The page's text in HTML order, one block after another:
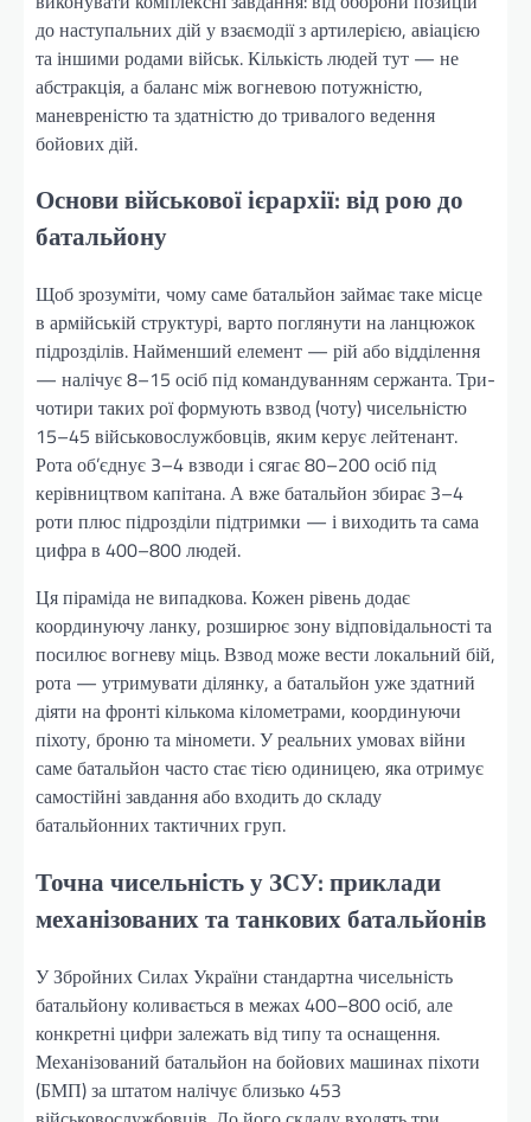
до наступальних дій у взаємодії з артилерією, авіацією
та іншими родами військ. Кількість людей тут — не
абстракція, а баланс між вогневою потужністю,
маневреністю та здатністю до тривалого ведення
бойових дій.
Основи військової ієрархії: від рою до
батальйону
Щоб зрозуміти, чому саме батальйон займає таке місце
в армійській структурі, варто поглянути на ланцюжок
підрозділів. Найменший елемент — рій або відділення
— налічує 8–15 осіб під командуванням сержанта. Три-
чотири таких рої формують взвод (чоту) чисельністю
15–45 військовослужбовців, яким керує лейтенант.
Рота об’єднує 3–4 взводи і сягає 80–200 осіб під
керівництвом капітана. А вже батальйон збирає 3–4
роти плюс підрозділи підтримки — і виходить та сама
цифра в 400–800 людей.
Ця піраміда не випадкова. Кожен рівень додає
координуючу ланку, розширює зону відповідальності та
посилює вогневу міць. Взвод може вести локальний бій,
рота — утримувати ділянку, а батальйон уже здатний
діяти на фронті кількома кілометрами, координуючи
піхоту, броню та міномети. У реальних умовах війни
саме батальйон часто стає тією одиницею, яка отримує
самостійні завдання або входить до складу
батальйонних тактичних груп.
Точна чисельність у ЗСУ: приклади
механізованих та танкових батальйонів
У Збройних Силах України стандартна чисельність
батальйону коливається в межах 400–800 осіб, але
конкретні цифри залежать від типу та оснащення.
Механізований батальйон на бойових машинах піхоти
(БМП) за штатом налічує близько 453